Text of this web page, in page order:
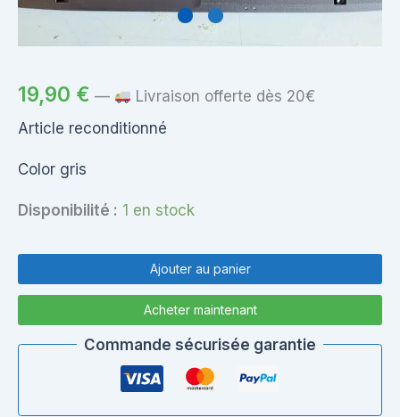
19,90 € —
Livraison offerte dès 20€
Article reconditionné
Color gris
Disponibilité : 1 en stock
Plasturgie
Repose
Ajouter au panier
Acheter maintenant
Commande sécurisée garantie